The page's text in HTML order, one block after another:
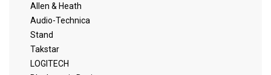
Allen & Heath
Audio-Technica
Stand
Takstar
LOGITECH